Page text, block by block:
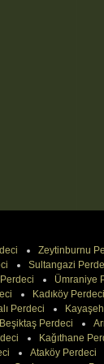
Zeytinburnu
Sultangazi
Ümraniye
Kadıköy Perdeci
Perdeci
Beşiktaş Perdeci
Kağıthane
Ataköy Perdeci